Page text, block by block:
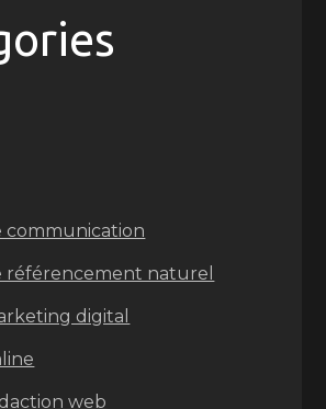
communication
référencement naturel
digital
web